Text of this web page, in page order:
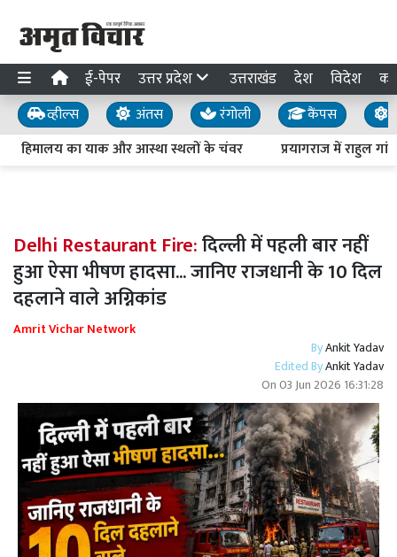
ई-पेपर उत्तर प्रदेश उत्तराखंड देश विदेश
व्हील्स अंतस रंगोली कैंपस
का याक और आस्था स्थलों के चंवर
प्रयागराज में राहुल गांधी
Delhi Restaurant Fire:दिल्ली में पहली बार नहीं
हुआ ऐसा भीषण हादसा... जानिए राजधानी के 10 दिल
दहलाने वाले अग्निकांड
Amrit Vichar Network
ByAnkit Yadav
Edited ByAnkit Yadav
On03 Jun 2026 16:31:28